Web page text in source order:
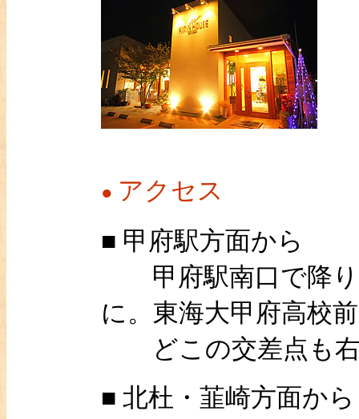
● アクセス
■ 甲府駅方面から
甲府駅南口で降り
に。東海大甲府高校
どこの交差点も右
■ 北杜・韮崎方面から